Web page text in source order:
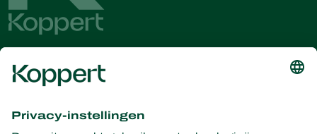
Ontvang het laatste nieuws en
informatie